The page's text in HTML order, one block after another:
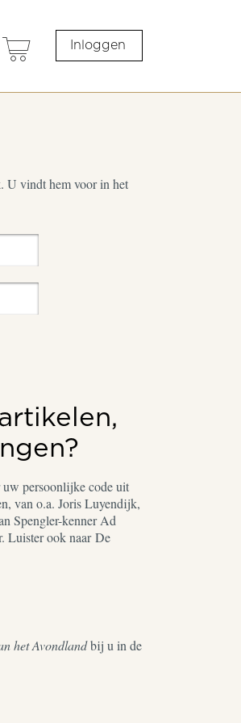
search
opener
cart Inloggen
U vindt hem voor in het
persoonlijke code uit
van o.a. Joris Luyendijk,
Spengler-kenner Ad
Luister ook naar De
het Avondlandbij u in de